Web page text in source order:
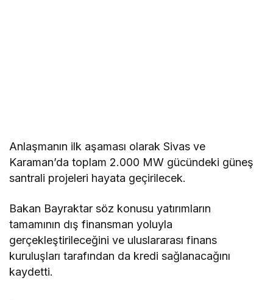
Anlaşmanın ilk aşaması olarak Sivas ve
Karaman’da toplam 2.000 MW gücündeki güneş
santrali projeleri hayata geçirilecek.
Bakan Bayraktar söz konusu yatırımların
tamamının dış finansman yoluyla
gerçekleştirileceğini ve uluslararası finans
kuruluşları tarafından da kredi sağlanacağını
kaydetti.